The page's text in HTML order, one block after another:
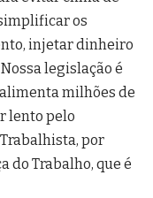
os
injetar dinheiro
legislação é
milhões de
lento pelo
por
do Trabalho, que é